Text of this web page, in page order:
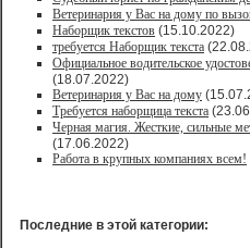
Ветеринария у Вас на дому по
Наборщик текстов (15.10.2022)
требуется Наборщик текста
Официальное водительское
(18.07.2022)
Ветеринария у Вас на дому
Требуется наборщица текста
Черная магия. Жесткие, сильные
(17.06.2022)
Работа в крупных компаниях всем!
Последние в этой категории: